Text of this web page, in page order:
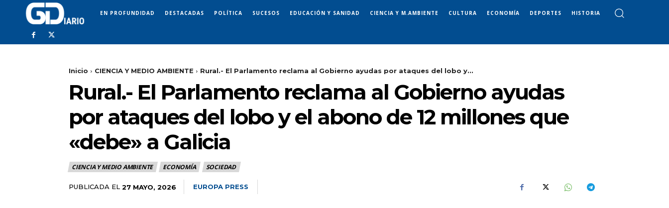
EN PROFUNDIDAD DESTACADAS POLÍTICA SUCESOS EDUCACIÓN Y SANIDAD CIENCIA Y M.AMBIENTE CULTURA ECONOMÍA DEPORTES HISTORIA
Inicio CIENCIA Y MEDIO AMBIENTE Rural.- El Parlamento reclama al Gobierno ayudas por ataques del lobo y...
Rural.- El Parlamento reclama al Gobierno ayudas
por ataques del lobo y el abono de 12 millones que
«debe» a Galicia
CIENCIA Y MEDIO AMBIENTE ECONOMÍA SOCIEDAD
PUBLICADA EL 27 MAYO, 2026 EUROPA PRESS